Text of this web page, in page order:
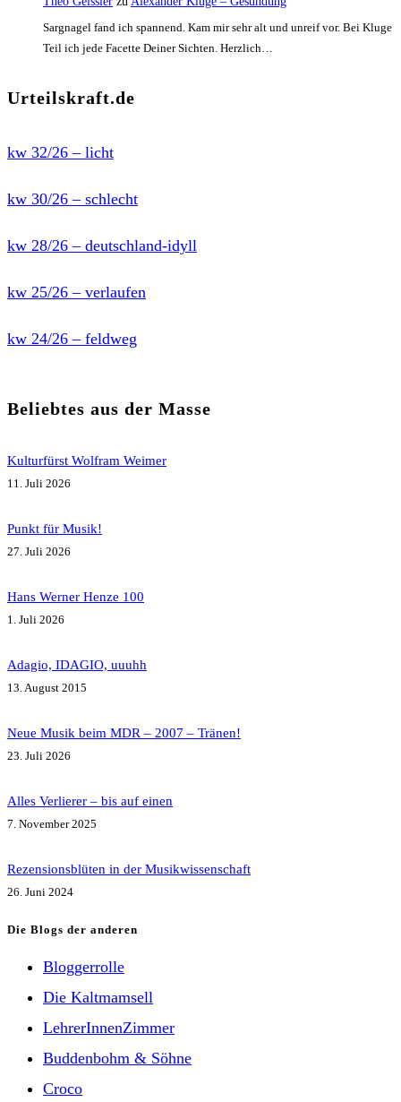
Sargnagel fand ich spannend. Kam mir sehr alt und unreif vor. Bei Kluge
Teil ich jede Facette Deiner Sichten. Herzlich…
Urteilskraft.de
kw 32/26 – licht
kw 30/26 – schlecht
kw 28/26 – deutschland-idyll
kw 25/26 – verlaufen
kw 24/26 – feldweg
Beliebtes aus der Masse
Kulturfürst Wolfram Weimer
11. Juli 2026
Punkt für Musik!
27. Juli 2026
Hans Werner Henze 100
1. Juli 2026
Adagio, IDAGIO, uuuhh
13. August 2015
Neue Musik beim MDR – 2007 – Tränen!
23. Juli 2026
Alles Verlierer – bis auf einen
7. November 2025
Rezensionsblüten in der Musikwissenschaft
26. Juni 2024
Die Blogs der anderen
Bloggerrolle
Die Kaltmamsell
LehrerInnenZimmer
Buddenbohm & Söhne
Croco